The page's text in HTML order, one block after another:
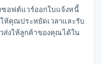
เทิง
ลกำไร
นา
นอร์
อฟต์แวร์ออกใบแจ้งหนี้
ห้คุณประหยัดเวลาและรับ
ส่งให้ลูกค้าของคุณได้ใน